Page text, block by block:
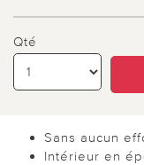
Qté
Sans aucun
Intérieur en